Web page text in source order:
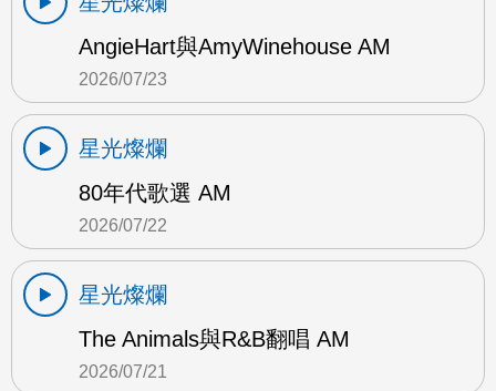
AngieHart與AmyWinehouse AM
2026/07/23
星光燦爛
80年代歌選 AM
2026/07/22
星光燦爛
The Animals與R&B翻唱 AM
2026/07/21